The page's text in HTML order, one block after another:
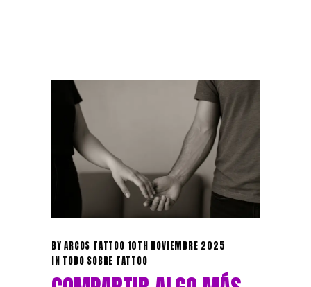
BYARCOS TATTOO 10TH NOVIEMBRE 2025
IN TODO SOBRE TATTOO